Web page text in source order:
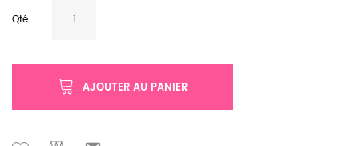
Qté
AJOUTER AU PANIER